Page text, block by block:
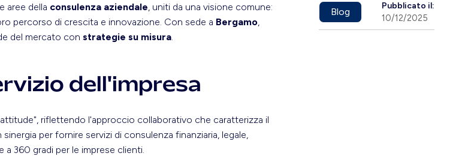
aree della consulenza aziendale, uniti da una visione comune:
percorso di crescita e innovazione. Con sede a Bergamo,
del mercato con strategie su misura.
dell'impresa
riflettendo l'approccio collaborativo che caratterizza il
per fornire servizi di consulenza finanziaria, legale,
360 gradi per le imprese clienti.
Blog
Pubblicato il:
10/12/2025